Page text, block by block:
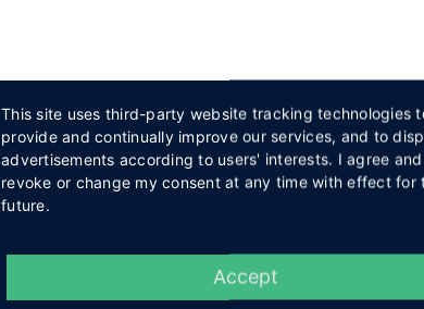
This site uses third-party website tracking technologies
provide and continually improve our services, and to
advertisements according to users' interests. I agree and
revoke or change my consent at any time with effect for
future.
Accept